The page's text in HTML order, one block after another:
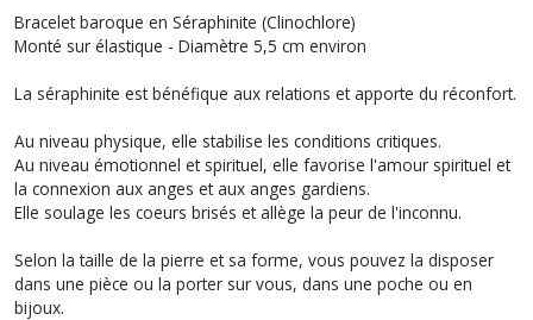
Bracelet baroque en Séraphinite (Clinochlore)
Monté sur élastique - Diamètre 5,5 cm environ
La séraphinite est bénéfique aux relations et apporte du réconfort.
Au niveau physique, elle stabilise les conditions critiques.
Au niveau émotionnel et spirituel, elle favorise l'amour spirituel et
la connexion aux anges et aux anges gardiens.
Elle soulage les coeurs brisés et allège la peur de l'inconnu.
Selon la taille de la pierre et sa forme, vous pouvez la disposer
dans une pièce ou la porter sur vous, dans une poche ou en
bijoux.